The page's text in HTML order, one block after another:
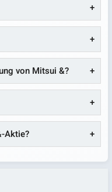
von Mitsui &?
Aktie?